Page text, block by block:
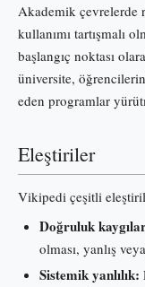
Akademik çevrelerde
kullanımı tartışmalı
başlangıç noktası
üniversite,
eden programlar
Eleştiriler
Vikipedi çeşitli
Doğruluk
olması, yanlış
Sistemik yanlılık: